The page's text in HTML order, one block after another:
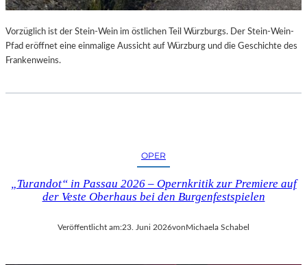
U
R
-
Vorzüglich ist der Stein-Wein im östlichen Teil Würzburgs. Der Stein-Wein-
Pfad eröffnet eine einmalige Aussicht auf Würzburg und die Geschichte des
Frankenweins.
OPER
„Turandot“ in Passau 2026 – Opernkritik zur Premiere auf
der Veste Oberhaus bei den Burgenfestspielen
Veröffentlicht am:23. Juni 2026vonMichaela Schabel